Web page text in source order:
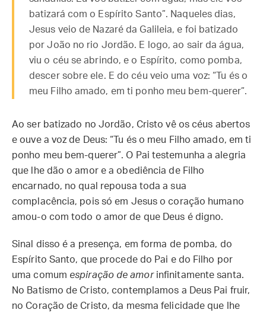
batizará com o Espírito Santo”. Naqueles dias,
Jesus veio de Nazaré da Galileia, e foi batizado
por João no rio Jordão. E logo, ao sair da água,
viu o céu se abrindo, e o Espírito, como pomba,
descer sobre ele. E do céu veio uma voz: “Tu és o
meu Filho amado, em ti ponho meu bem-querer”.
Ao ser batizado no Jordão, Cristo vê os céus abertos
e ouve a voz de Deus: “Tu és o meu Filho amado, em ti
ponho meu bem-querer”. O Pai testemunha a alegria
que lhe dão o amor e a obediência de Filho
encarnado, no qual repousa toda a sua
complacência, pois só em Jesus o coração humano
amou-o com todo o amor de que Deus é digno.
Sinal disso é a presença, em forma de pomba, do
Espírito Santo, que procede do Pai e do Filho por
uma comum espiração de amorinfinitamente santa.
No Batismo de Cristo, contemplamos a Deus Pai fruir,
no Coração de Cristo, da mesma felicidade que lhe